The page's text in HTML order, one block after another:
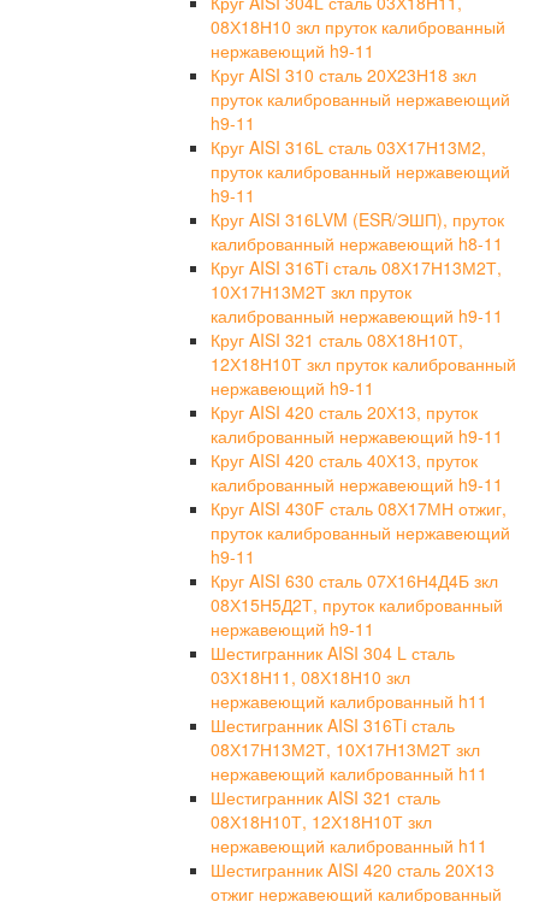
08Х18Н10 зкл пруток калиброванный
нержавеющий h9-11
Круг AISI 310 сталь 20Х23Н18 зкл
пруток калиброванный нержавеющий
h9-11
Круг AISI 316L сталь 03Х17Н13М2,
пруток калиброванный нержавеющий
h9-11
Круг AISI 316LVM (ESR/ЭШП), пруток
калиброванный нержавеющий h8-11
Круг AISI 316Ti сталь 08Х17Н13М2Т,
10Х17Н13М2Т зкл пруток
калиброванный нержавеющий h9-11
Круг AISI 321 сталь 08Х18Н10Т,
12Х18Н10Т зкл пруток калиброванный
нержавеющий h9-11
Круг AISI 420 сталь 20Х13, пруток
калиброванный нержавеющий h9-11
Круг AISI 420 сталь 40Х13, пруток
калиброванный нержавеющий h9-11
Круг AISI 430F сталь 08Х17МН отжиг,
пруток калиброванный нержавеющий
h9-11
Круг AISI 630 сталь 07Х16Н4Д4Б зкл
08Х15Н5Д2Т, пруток калиброванный
нержавеющий h9-11
Шестигранник AISI 304 L сталь
03Х18Н11, 08Х18Н10 зкл
нержавеющий калиброванный h11
Шестигранник AISI 316Ti сталь
08Х17Н13М2Т, 10Х17Н13М2Т зкл
нержавеющий калиброванный h11
Шестигранник AISI 321 сталь
08Х18Н10Т, 12Х18Н10Т зкл
нержавеющий калиброванный h11
Шестигранник AISI 420 сталь 20Х13
отжиг нержавеющий калиброванный